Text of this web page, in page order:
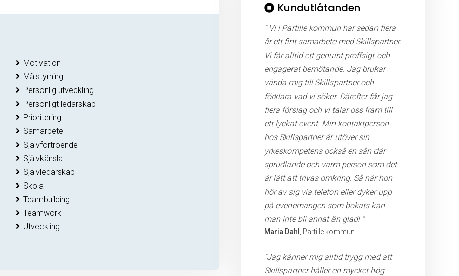
Motivation
Målstyrning
Personlig utveckling
Personligt ledarskap
Prioritering
Samarbete
Självförtroende
Självkänsla
Självledarskap
Skola
Teambuilding
Teamwork
Utveckling
Kundutlåtanden
" Vi i Partille kommun har sedan flera
år ett fint samarbete med Skillspartner.
Vi får alltid ett genuint proffsigt och
engagerat bemötande. Jag brukar
vända mig till Skillspartner och
förklara vad vi söker. Därefter får jag
flera förslag och vi talar oss fram till
ett lyckat event. Min kontaktperson
hos Skillspartner är utöver sin
yrkeskompetens också en sån där
sprudlande och varm person som det
är lätt att trivas omkring. Så när hon
hör av sig via telefon eller dyker upp
på evenemangen som bokats kan
man inte bli annat än glad! "
Maria Dahl , Partille kommun
"Jag känner mig alltid trygg med att
Skillspartner håller en mycket hög